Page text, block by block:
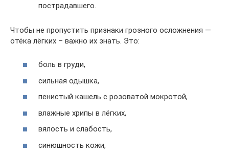
пострадавшего.
Чтобы не пропустить признаки грозного осложнения —
отёка лёгких – важно их знать. Это:
боль в груди,
сильная одышка,
пенистый кашель с розоватой мокротой,
влажные хрипы в лёгких,
вялость и слабость,
синюшность кожи,